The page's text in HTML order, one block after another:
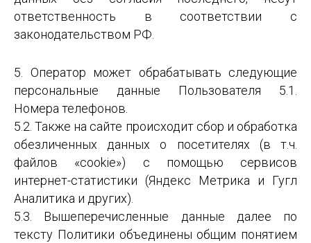
ответственность в соответствии с
законодательством РФ.
5. Оператор может обрабатывать следующие
персональные данные Пользователя 5.1.
Номера телефонов.
5.2. Также на сайте происходит сбор и обработка
обезличенных данных о посетителях (в т.ч.
файлов «cookie») с помощью сервисов
интернет-статистики (Яндекс Метрика и Гугл
Аналитика и других).
5.3. Вышеперечисленные данные далее по
тексту Политики объединены общим понятием